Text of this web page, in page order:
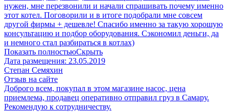
нужен, мне перезвонили и начали спрашивать почему именно
этот котел. Поговорили и в итоге подобрали мне совсем
другой фирмы + дешевле! Спасибо именно за такую хорошую
консультацию и подбор оборудования. Сэкономил деньги, да
и немного стал разбираться в котлах)
Показать полностьюСкрыть
Дата размещения: 23.05.2019
Степан Семяхин
Отзыв на сайте
Доброго всем, покупал в этом магазине насос, цена
приемлема, продавец оперативно отправил груз в Самару.
Рекомендую к сотрудничеству.